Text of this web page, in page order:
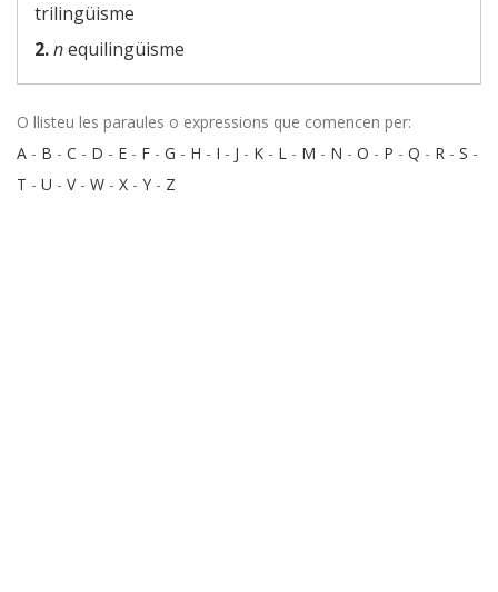
trilingüisme
2.nequilingüisme
O llisteu les paraules o expressions que comencen per:
A - B - C - D - E - F - G - H - I - J - K - L - M - N - O - P - Q - R - S -
T - U - V- W - X - Y - Z